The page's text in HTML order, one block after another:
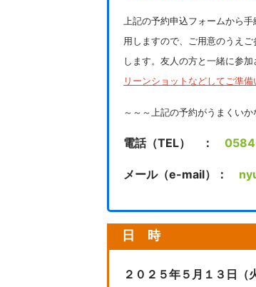
上記の予約申込フォームから
用しますので、ご用意のうえ
します。友人の方と一緒に参
リーンショットなどしてご準
～～～上記の予約がうまくい
電話（TEL） ：
メール（e-mail）：
日 時
２０２５年５月１３日（